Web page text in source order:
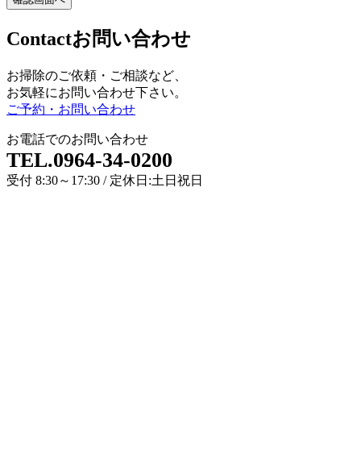
Contactお問い合わせ
お掃除のご依頼・ご相談など、
お気軽にお問い合わせ下さい。
ご予約・お問い合わせ
お電話でのお問い合わせ
TEL.0964-34-0200
受付 8:30～17:30 / 定休日:土日祝日